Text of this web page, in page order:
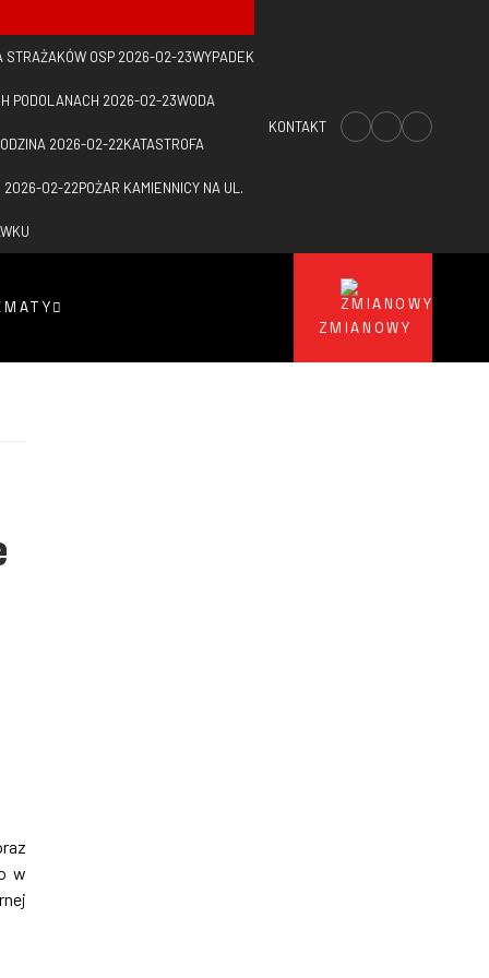
OSP 2026-02-23WYPADEK
PODOLANACH 2026-02-23WODA
2026-02-22KATASTROFA
2026-02-22POŻAR KAMIENNICY NA UL.
KONTAKT
ZMIANOWY
w